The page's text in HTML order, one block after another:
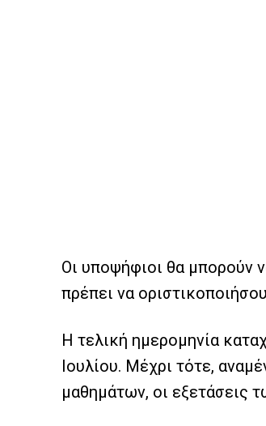
Οι υποψήφιοι θα μπορούν
πρέπει να
Η τελική ημερομηνία
Ιουλίου. Μέχρι τότε,
μαθημάτων, οι εξετάσεις